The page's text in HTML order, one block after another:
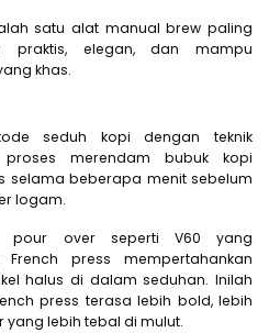
satu alat manual brew paling
elegan, dan mampu
khas.
seduh kopi dengan teknik
merendam bubuk kopi
selama beberapa menit sebelum
logam.
pour over seperti V60 yang
press mempertahankan
halus di dalam seduhan. Inilah
press terasa lebih bold, lebih
yang lebih tebal di mulut.